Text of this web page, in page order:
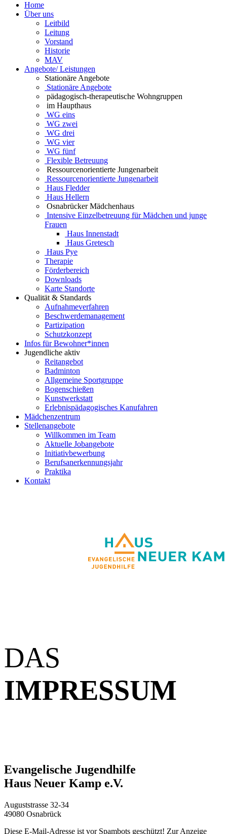
Home
Über uns
Leitbild
Leitung
Vorstand
Historie
MAV
Angebote/ Leistungen
Stationäre Angebote
Stationäre Angebote
pädagogisch-therapeutische Wohngruppen
im Haupthaus
WG eins
WG zwei
WG drei
WG vier
WG fünf
Flexible Betreuung
Ressourcenorientierte Jungenarbeit
Ressourcenorientierte Jungenarbeit
Haus Fledder
Haus Hellern
Osnabrücker Mädchenhaus
Intensive Einzelbetreuung für Mädchen und junge
Frauen
Haus Innenstadt
Haus Gretesch
Haus Pye
Therapie
Förderbereich
Downloads
Karte Standorte
Qualität & Standards
Aufnahmeverfahren
Beschwerdemanagement
Partizipation
Schutzkonzept
Infos für Bewohner*innen
Jugendliche aktiv
Reitangebot
Badminton
Allgemeine Sportgruppe
Bogenschießen
Kunstwerkstatt
Erlebnispädagogisches Kanufahren
Mädchenzentrum
Stellenangebote
Willkommen im Team
Aktuelle Jobangebote
Initiativbewerbung
Berufsanerkennungsjahr
Praktika
Kontakt
DAS
IMPRESSUM
Evangelische Jugendhilfe
Haus Neuer Kamp e.V.
Auguststrasse 32-34
49080 Osnabrück
Diese E-Mail-Adresse ist vor Spambots geschützt! Zur Anzeige